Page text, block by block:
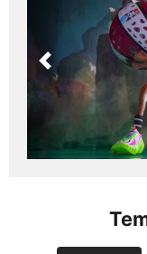
Previous